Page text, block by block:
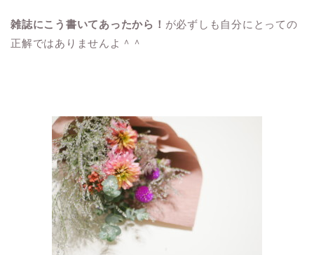
雑誌にこう書いてあったから！ が必ずしも自分にとっての
正解ではありませんよ＾＾